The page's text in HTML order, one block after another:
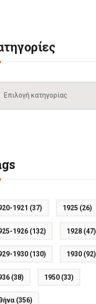
1921 (37) 1925 (26)
1926 (132) 1928 (47)
1930 (130) 1930 (92)
(38) 1950 (33)
(356)